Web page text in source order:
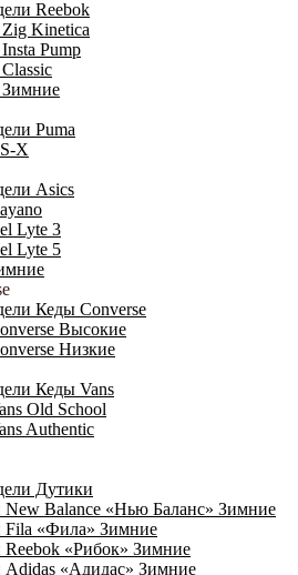
Reebok
Kinetica
Pump
Зимние
Puma
X
Asics
Lyte 3
Lyte 5
Кеды Converse
Высокие
Низкие
Кеды Vans
Old School
Authentic
Дутики
New Balance «Нью Баланс» Зимние
Fila «Фила» Зимние
Reebok «Рибок» Зимние
Adidas «Адидас» Зимние